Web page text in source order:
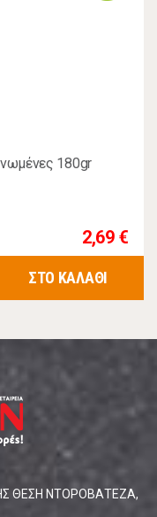
180gr
2,69 €
ΣΤΟ ΚΑΛΑΘΙ
ΘΕΣΗ ΝΤΟΡΟΒΑΤΕΖΑ,